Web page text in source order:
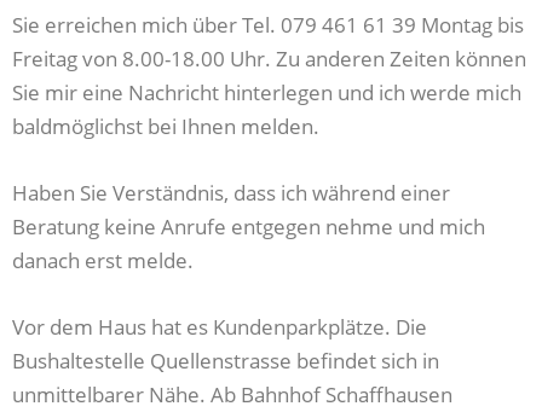
Sie erreichen mich über Tel. 079 461 61 39 Montag bis
Freitag von 8.00-18.00 Uhr. Zu anderen Zeiten können
Sie mir eine Nachricht hinterlegen und ich werde mich
baldmöglichst bei Ihnen melden.
Haben Sie Verständnis, dass ich während einer
Beratung keine Anrufe entgegen nehme und mich
danach erst melde.
Vor dem Haus hat es Kundenparkplätze. Die
Bushaltestelle Quellenstrasse befindet sich in
unmittelbarer Nähe. Ab Bahnhof Schaffhausen